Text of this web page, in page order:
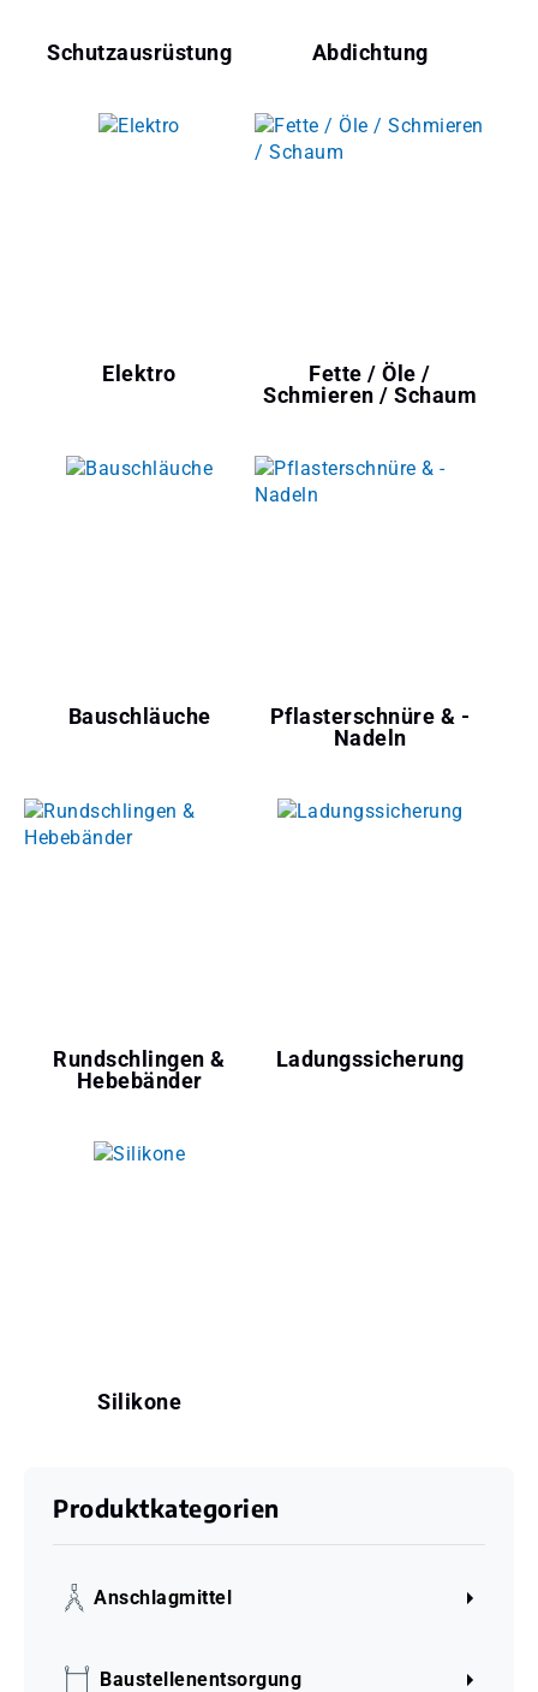
Schutzausrüstung Abdichtung
Elektro
Fette / Öle /
Schmieren / Schaum
Bauschläuche
Pflasterschnüre & -
Nadeln
Rundschlingen &
Hebebänder
Ladungssicherung
Silikone
Produktkategorien
Anschlagmittel
Baustellenentsorgung